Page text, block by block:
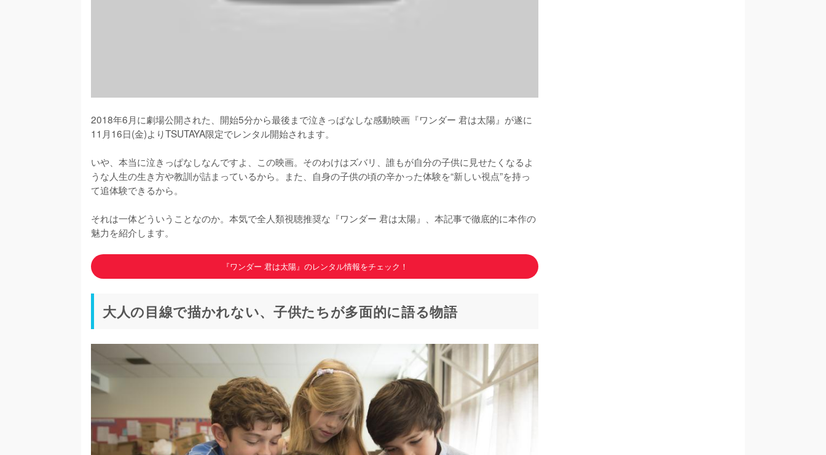
2018年6月に劇場公開された、開始5分から最後まで泣きっぱなしな感動映画『ワンダー 君は太陽』が遂に
11月16日(金)よりTSUTAYA限定でレンタル開始されます。
いや、本当に泣きっぱなしなんですよ、この映画。そのわけはズバリ、誰もが自分の子供に見せたくなるよ
うな人生の生き方や教訓が詰まっているから。また、自身の子供の頃の辛かった体験を“新しい視点”を持っ
て追体験できるから。
それは一体どういうことなのか。本気で全人類視聴推奨な『ワンダー 君は太陽』、本記事で徹底的に本作の
魅力を紹介します。
『ワンダー 君は太陽』のレンタル情報をチェック！
大人の目線で描かれない、子供たちが多面的に語る物語